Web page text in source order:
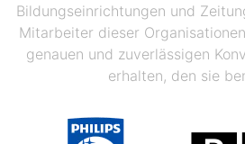
Bildungseinrichtungen und
Mitarbeiter dieser
genauen und zuverlässigen
erhalten, den sie